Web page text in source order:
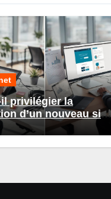
il privilégier la
d’un nouveau site
refonte d’un site
?